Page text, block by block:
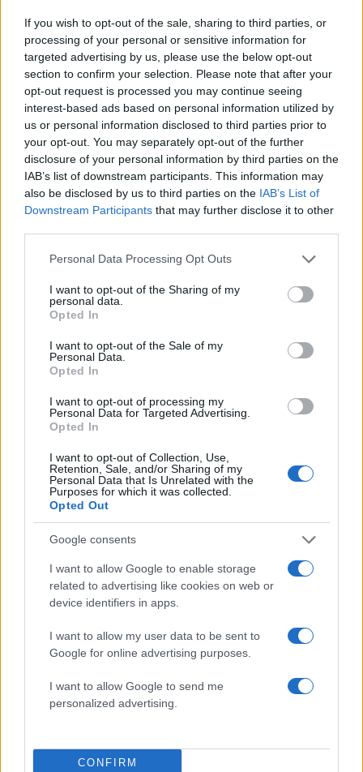
If you wish to opt-out of the sale, sharing to third parties, or
processing of your personal or sensitive information for
targeted advertising by us, please use the below opt-out
section to confirm your selection. Please note that after your
opt-out request is processed you may continue seeing
interest-based ads based on personal information utilized by
us or personal information disclosed to third parties prior to
your opt-out. You may separately opt-out of the further
disclosure of your personal information by third parties on the
IAB’s list of downstream participants. This information may
also be disclosed by us to third parties on the IAB’s List of
Downstream Participants that may further disclose it to other
Please note that this website/app uses one or more Google
not limited to your visit or usage behaviour. You may click to
grant or deny consent to Google and its third-party tags to
use your data for below specified purposes in below Google
consent section.
Personal Data Processing Opt Outs
I want to opt-out of the Sharing of my
personal data.
Opted In
I want to opt-out of the Sale of my
Personal Data.
Opted In
I want to opt-out of processing my
Personal Data for Targeted Advertising.
Opted In
I want to opt-out of Collection, Use,
Retention, Sale, and/or Sharing of my
Personal Data that Is Unrelated with the
Purposes for which it was collected.
Opted Out
Google consents
I want to allow Google to enable storage
related to advertising like cookies on web or
device identifiers in apps.
I want to allow my user data to be sent to
Google for online advertising purposes.
I want to allow Google to send me
personalized advertising.
CONFIRM
Κάιλι Τζένερ: Σαν άλλη Barbie στα 29α γενέθλιά
της – Μέσα στο εκκεντρικό πάρτι στο Μπέβερλι
Χιλς
10.08.2026
Ιωάννα Τούνη: Η τρυφερή ευχή του Δημήτρη
Σπυριδωνίδη για τα γενέθλια της – «Χρόνια
πολλά στον πιο υπέροχο άνθρωπο»
10.08.2026